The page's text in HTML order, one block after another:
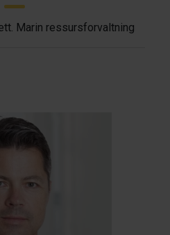
Marin ressursforvaltning